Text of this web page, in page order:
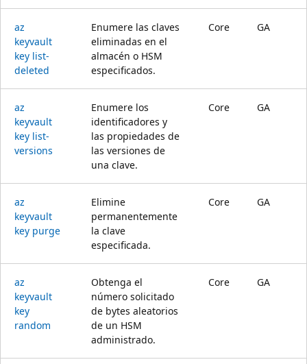
az
keyvault
key list-
deleted
Enumere las claves
eliminadas en el
almacén o HSM
especificados.
Core GA
az
keyvault
key list-
versions
Enumere los
identificadores y
las propiedades de
las versiones de
una clave.
Core GA
az
keyvault
key purge
Elimine
permanentemente
la clave
especificada.
Core GA
az
keyvault
key
random
Obtenga el
número solicitado
de bytes aleatorios
de un HSM
administrado.
Core GA